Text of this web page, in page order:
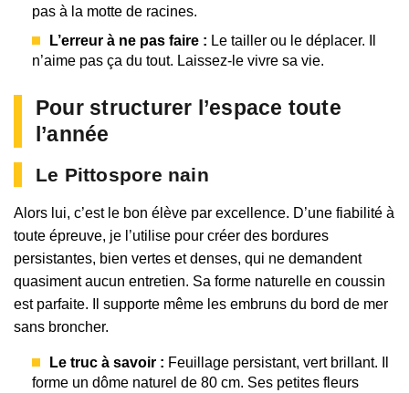
pas à la motte de racines.
L’erreur à ne pas faire : Le tailler ou le déplacer. Il
n’aime pas ça du tout. Laissez-le vivre sa vie.
Pour structurer l’espace toute
l’année
Le Pittospore nain
Alors lui, c’est le bon élève par excellence. D’une fiabilité à
toute épreuve, je l’utilise pour créer des bordures
persistantes, bien vertes et denses, qui ne demandent
quasiment aucun entretien. Sa forme naturelle en coussin
est parfaite. Il supporte même les embruns du bord de mer
sans broncher.
Le truc à savoir : Feuillage persistant, vert brillant. Il
forme un dôme naturel de 80 cm. Ses petites fleurs